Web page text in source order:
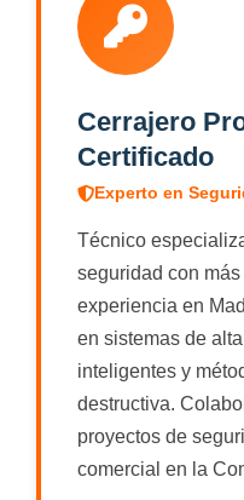
Cerrajero
Certificado
Experto en
Técnico
seguridad con
experiencia en
en sistemas de
inteligentes y
destructiva.
proyectos de
comercial en la